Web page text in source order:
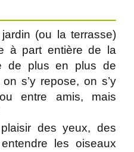
(ou la terrasse)
à part entière de la
de plus en plus de
s’y repose, on s’y
entre amis, mais
des yeux, des
les oiseaux